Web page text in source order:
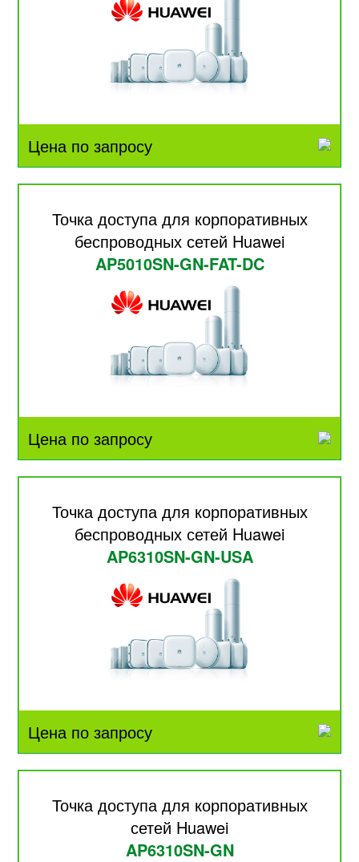
Цена по запросу
Точка доступа для корпоративных
беспроводных сетей Huawei
AP5010SN-GN-FAT-DC
Цена по запросу
Точка доступа для корпоративных
беспроводных сетей Huawei
AP6310SN-GN-USA
Цена по запросу
Точка доступа для корпоративных
сетей Huawei
AP6310SN-GN